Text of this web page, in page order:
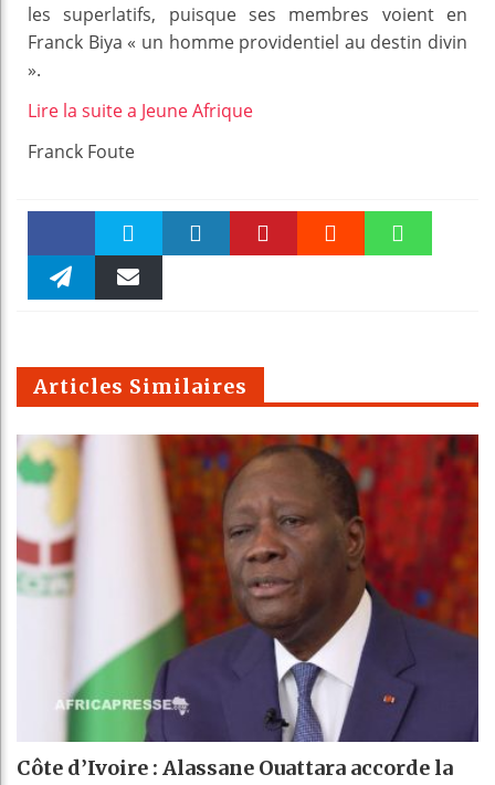
les superlatifs, puisque ses membres voient en
Franck Biya « un homme providentiel au destin divin
».
Lire la suite a Jeune Afrique
Franck Foute
Faceboo Twitter
m
Articles Similaires
Côte d’Ivoire : Alassane Ouattara accorde la